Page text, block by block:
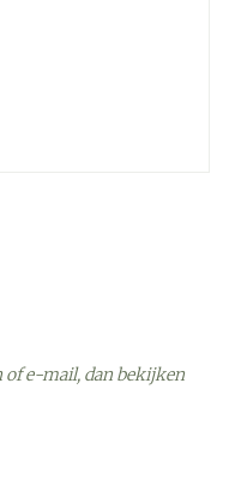
of e-mail, dan bekijken